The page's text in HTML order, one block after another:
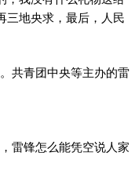
三地央求，最后，人民
共青团中央等主办的雷
雷锋怎么能凭空说人家